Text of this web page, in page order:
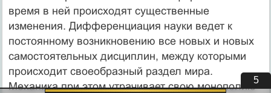
время в ней происходят существенные
изменения. Дифференциация науки ведет к
постоянному возникновению все новых и новых
самостоятельных дисциплин, между которыми
происходит своеобразный раздел мира.
Механика при этом утрачивает свою монополию
4